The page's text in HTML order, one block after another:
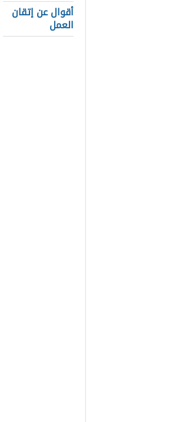
أقوال عن إتقان
العمل